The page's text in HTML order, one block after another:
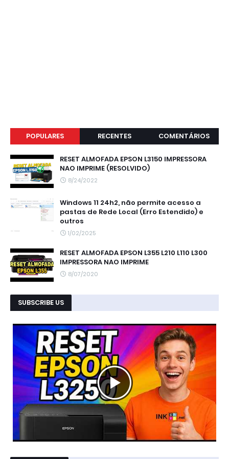
POPULARES RECENTES COMENTÁRIOS
RESET ALMOFADA EPSON L3150 IMPRESSORA
NAO IMPRIME (RESOLVIDO)
8/24/2022
Windows 11 24h2, não permite acesso a
pastas de Rede Local (Erro Estendido) e
outros
1/02/2025
RESET ALMOFADA EPSON L355 L210 L110 L300
IMPRESSORA NAO IMPRIME
8/07/2020
SUBSCRIBE US